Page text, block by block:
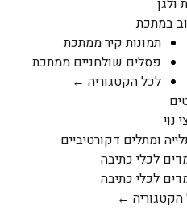
ולגן
במתכת
תמונות קיר ממתכת
פסלים שולחניים ממתכת
לכל הקטגוריה ←
נוי
ומתלים דקורטיביים
לכלי כתיבה
לכלי כתיבה
הקטגוריה ←